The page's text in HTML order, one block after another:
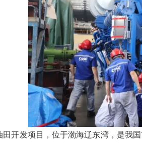
发项目，位于渤海辽东湾，是我国